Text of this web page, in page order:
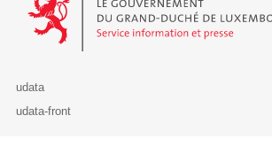
udata
udata-front